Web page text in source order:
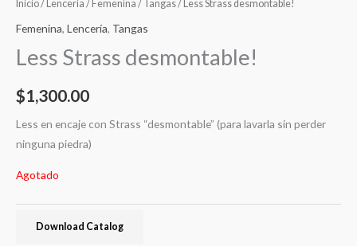
Inicio/ Lencería / Femenina / Tangas/ Less Strass desmontable!
Femenina, Lencería, Tangas
Less Strass desmontable!
$1,300.00
Less en encaje con Strass “desmontable” (para lavarla sin perder
ninguna piedra)
Agotado
Download Catalog